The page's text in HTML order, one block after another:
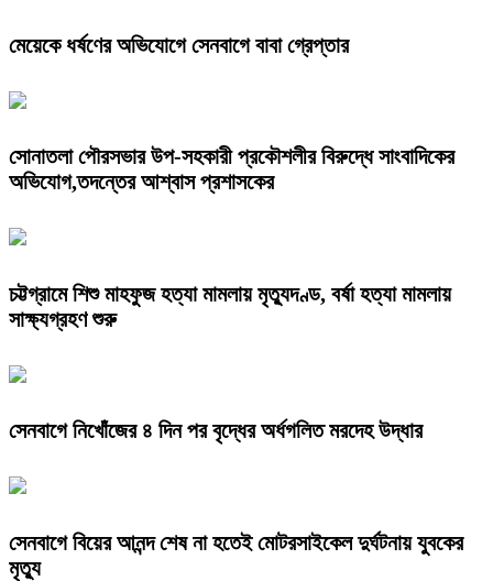
মেয়েকে ধর্ষণের অভিযোগে সেনবাগে বাবা গ্রেপ্তার
সোনাতলা পৌরসভার উপ-সহকারী প্রকৌশলীর বিরুদ্ধে সাংবাদিকের
অভিযোগ,তদন্তের আশ্বাস প্রশাসকের
চট্টগ্রামে শিশু মাহফুজ হত্যা মামলায় মৃত্যুদণ্ড, বর্ষা হত্যা মামলায়
সাক্ষ্যগ্রহণ শুরু
সেনবাগে নিখোঁজের ৪ দিন পর বৃদ্ধের অর্ধগলিত মরদেহ উদ্ধার
সেনবাগে বিয়ের আনন্দ শেষ না হতেই মোটরসাইকেল দুর্ঘটনায় যুবকের
মৃত্যু